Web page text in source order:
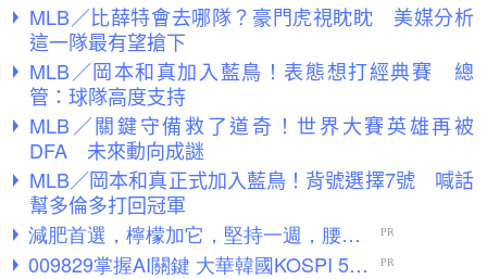
MLB／比薛特會去哪隊？豪門虎視眈眈 美媒分析
這一隊最有望搶下
MLB／岡本和真加入藍鳥！表態想打經典賽 總
管：球隊高度支持
MLB／關鍵守備救了道奇！世界大賽英雄再被
DFA 未來動向成謎
MLB／岡本和真正式加入藍鳥！背號選擇7號 喊話
幫多倫多打回冠軍